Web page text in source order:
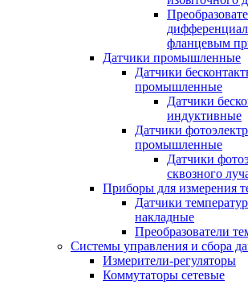
фланцевым
Датчики промышленные
Датчики
промышленные
Датчики
индуктивные
Датчики
промышленные
Датчики
сквозного
Приборы для измерения
Датчики
накладные
Преобразователи
Системы управления и сбора
Измерители-регуляторы
Коммутаторы сетевые